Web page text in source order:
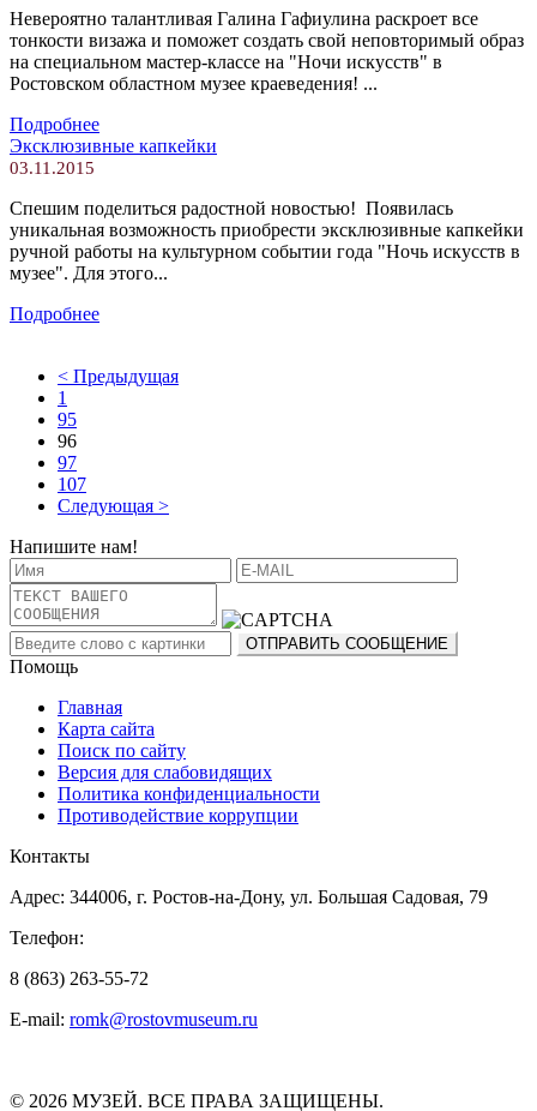
Невероятно талантливая Галина Гафиулина раскроет все
тонкости визажа и поможет создать свой неповторимый образ
на специальном мастер-классе на "Ночи искусств" в
Ростовском областном музее краеведения! ...
Подробнее
Эксклюзивные капкейки
03.11.2015
Спешим поделиться радостной новостью! Появилась
уникальная возможность приобрести эксклюзивные капкейки
ручной работы на культурном событии года "Ночь искусств в
музее". Для этого...
Подробнее
< Предыдущая
1
95
96
97
107
Следующая >
Напишите нам!
Помощь
Главная
Карта сайта
Поиск по сайту
Версия для слабовидящих
Политика конфиденциальности
Противодействие коррупции
Контакты
Адрес: 344006, г. Ростов-на-Дону, ул. Большая Садовая, 79
Телефон:
8 (863) 263-55-72
E-mail: romk@rostovmuseum.ru
© 2026 МУЗЕЙ. ВСЕ ПРАВА ЗАЩИЩЕНЫ.